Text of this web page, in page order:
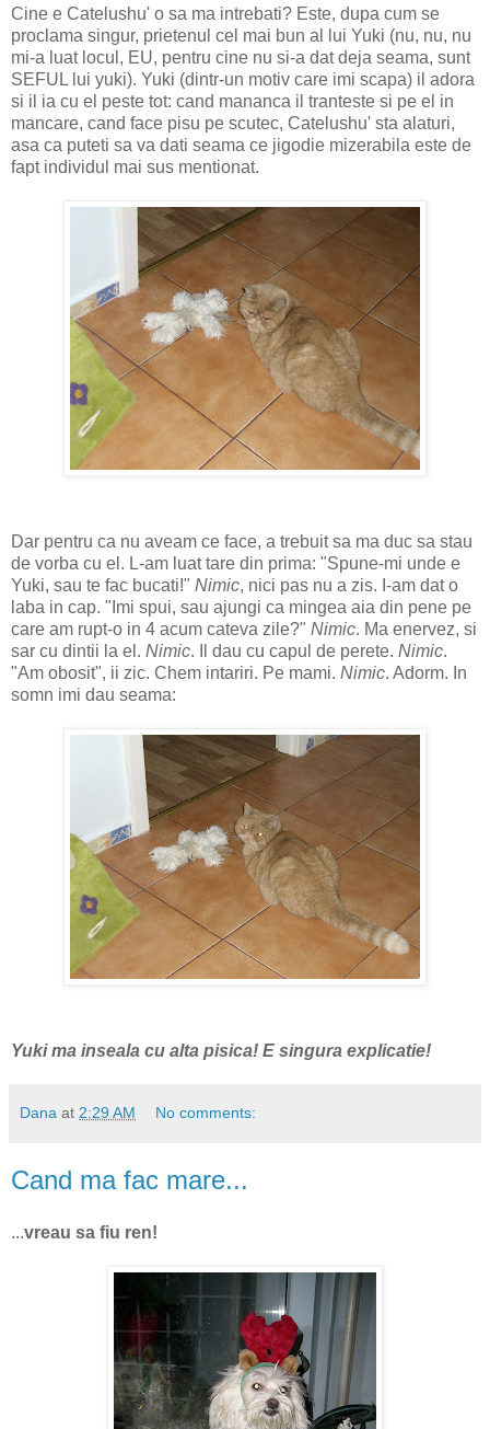
Cine e Catelushu' o sa ma intrebati? Este, dupa cum se
proclama singur, prietenul cel mai bun al lui Yuki (nu, nu, nu
mi-a luat locul, EU, pentru cine nu si-a dat deja seama, sunt
SEFUL lui yuki). Yuki (dintr-un motiv care imi scapa) il adora
si il ia cu el peste tot: cand mananca il tranteste si pe el in
mancare, cand face pisu pe scutec, Catelushu' sta alaturi,
asa ca puteti sa va dati seama ce jigodie mizerabila este de
fapt individul mai sus mentionat.
Dar pentru ca nu aveam ce face, a trebuit sa ma duc sa stau
de vorba cu el. L-am luat tare din prima: "Spune-mi unde e
Yuki, sau te fac bucati!" Nimic, nici pas nu a zis. I-am dat o
laba in cap. "Imi spui, sau ajungi ca mingea aia din pene pe
care am rupt-o in 4 acum cateva zile?" Nimic. Ma enervez, si
sar cu dintii la el. Nimic. Il dau cu capul de perete. Nimic.
"Am obosit", ii zic. Chem intariri. Pe mami. Nimic. Adorm. In
somn imi dau seama:
Yuki ma inseala cu alta pisica! E singura explicatie!
Dana at 2:29 AM No comments:
Cand ma fac mare...
...vreau sa fiu ren!